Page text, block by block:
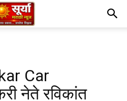
Car
नेते रविकांत